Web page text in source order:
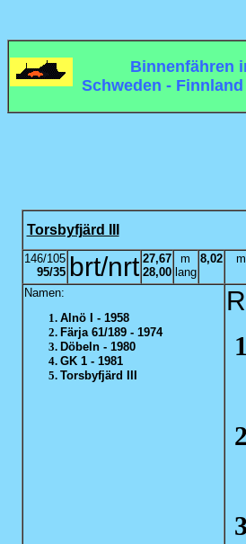
Binnenfähren
Schweden - Finnland
Torsbyfjärd III
146/105
95/35 brt/nrt 27,67
28,00
m
lang
8,02
Namen:
Alnö I - 1958
Färja 61/189 - 1974
Döbeln - 1980
GK 1 - 1981
Torsbyfjärd III